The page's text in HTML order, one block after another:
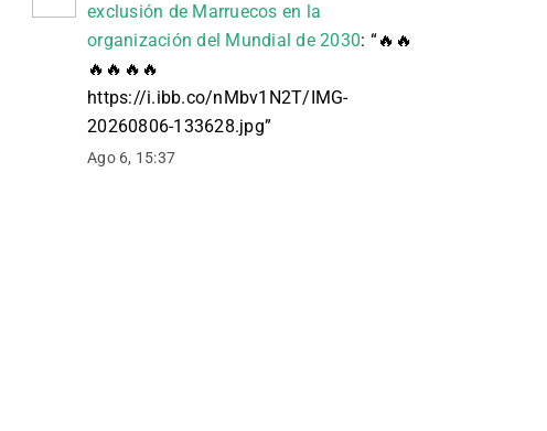
exclusión de Marruecos en la
organización del Mundial de 2030: “🔥🔥
🔥🔥🔥🔥
https://i.ibb.co/nMbv1N2T/IMG-
20260806-133628.jpg”
Ago 6, 15:37